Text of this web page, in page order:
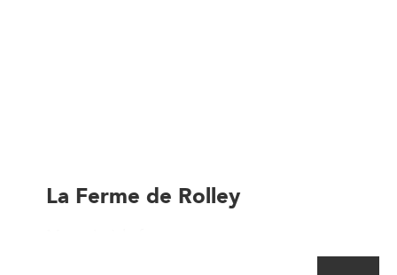
La Ferme de Rolley